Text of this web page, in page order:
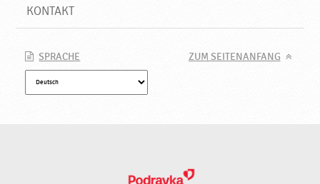
KONTAKT
SPRACHE ZUM SEITENANFANG